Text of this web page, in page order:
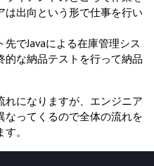
出向という形で仕事を行い
でJavaによる在庫管理シス
的な納品テストを行って納品
れになりますが、エンジニア
なってくるので全体の流れを
。